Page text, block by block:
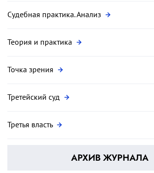
Судебная практика. Анализ
Теория и практика
Точка зрения
Третейский суд
Третья власть
АРХИВ ЖУРНАЛА